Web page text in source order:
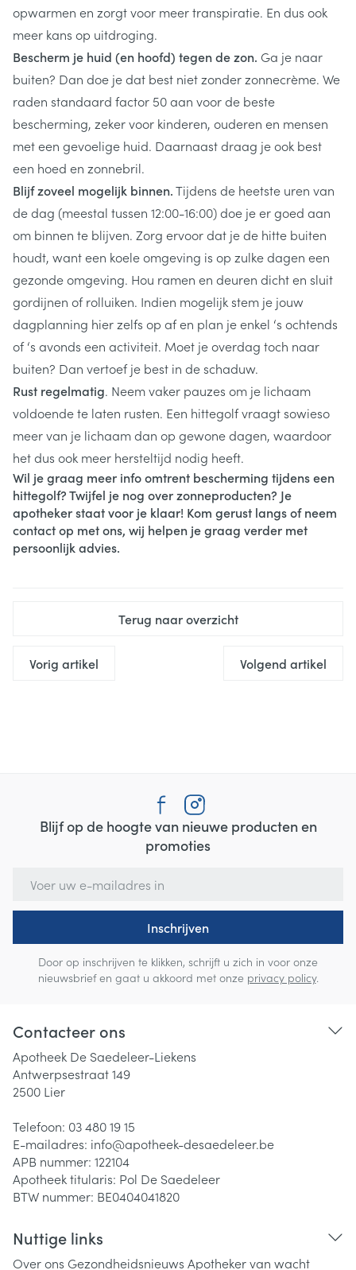
opwarmen en zorgt voor meer transpiratie. En dus ook
meer kans op uitdroging.
Bescherm je huid (en hoofd) tegen de zon. Ga je naar
buiten? Dan doe je dat best niet zonder zonnecrème. We
raden standaard factor 50 aan voor de beste
bescherming, zeker voor kinderen, ouderen en mensen
met een gevoelige huid. Daarnaast draag je ook best
een hoed en zonnebril.
Blijf zoveel mogelijk binnen.Tijdens de heetste uren van
de dag (meestal tussen 12:00-16:00) doe je er goed aan
om binnen te blijven. Zorg ervoor dat je de hitte buiten
houdt, want een koele omgeving is op zulke dagen een
gezonde omgeving. Hou ramen en deuren dicht en sluit
gordijnen of rolluiken. Indien mogelijk stem je jouw
dagplanning hier zelfs op af en plan je enkel ‘s ochtends
of ‘s avonds een activiteit. Moet je overdag toch naar
buiten? Dan vertoef je best in de schaduw.
Rust regelmatig. Neem vaker pauzes om je lichaam
voldoende te laten rusten. Een hittegolf vraagt sowieso
meer van je lichaam dan op gewone dagen, waardoor
het dus ook meer hersteltijd nodig heeft.
Wil je graag meer info omtrent bescherming tijdens een
hittegolf? Twijfel je nog over zonneproducten? Je
apotheker staat voor je klaar! Kom gerust langs of neem
contact op met ons, wij helpen je graag verder met
persoonlijk advies.
Terug naar overzicht
Vorig artikel Volgend artikel
Blijf op de hoogte van nieuwe producten en
promoties
Inschrijven
Door op inschrijven te klikken, schrijft u zich in voor onze
nieuwsbrief en gaat u akkoord met onze privacy policy.
Contacteer ons
Apotheek De Saedeleer-Liekens
Antwerpsestraat 149
2500 Lier
Telefoon: 03 480 19 15
E-mailadres: info@apotheek-desaedeleer.be
APB nummer: 122104
Apotheek titularis: Pol De Saedeleer
BTW nummer: BE0404041820
Nuttige links
Over ons Gezondheidsnieuws Apotheker van wacht